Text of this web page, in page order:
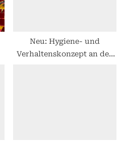
Neu: Hygiene- und
Verhaltenskonzept an der